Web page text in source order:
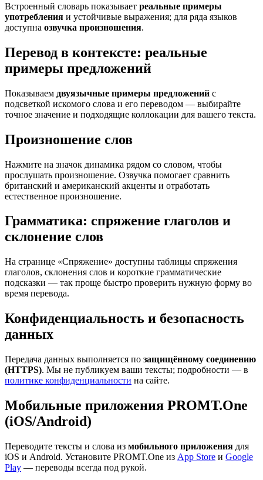
Встроенный словарь показывает реальные примеры
употребления и устойчивые выражения; для ряда языков
доступна озвучка произношения.
Перевод в контексте: реальные
примеры предложений
Показываем двуязычные примеры предложений с
подсветкой искомого слова и его переводом — выбирайте
точное значение и подходящие коллокации для вашего текста.
Произношение слов
Нажмите на значок динамика рядом со словом, чтобы
прослушать произношение. Озвучка помогает сравнить
британский и американский акценты и отработать
естественное произношение.
Грамматика: спряжение глаголов и
склонение слов
На странице «Спряжение» доступны таблицы спряжения
глаголов, склонения слов и короткие грамматические
подсказки — так проще быстро проверить нужную форму во
время перевода.
Конфиденциальность и безопасность
данных
Передача данных выполняется по защищённому соединению
(HTTPS). Мы не публикуем ваши тексты; подробности — в
политике конфиденциальности на сайте.
Мобильные приложения PROMT.One
(iOS/Android)
Переводите тексты и слова из мобильного приложения для
iOS и Android. Установите PROMT.One из App Store и Google
Play — переводы всегда под рукой.